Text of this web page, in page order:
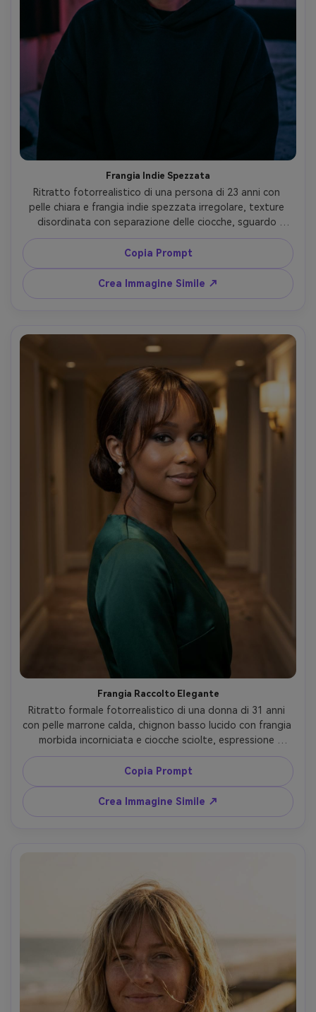
Frangia Indie Spezzata
Ritratto fotorrealistico di una persona di 23 anni con
pelle chiara e frangia indie spezzata irregolare, texture
disordinata con separazione delle ciocche, sguardo
neutro cupo, eyeliner nero, indossa felpa oversize, camera
buia con LED magenta e blu, Nikon Z8, 50mm f/1.2,
inquadratura ravvicinata, color grading cinematografico
graffiato, attaccatura e ciocche realistiche, occhi nitidi --
ar 4:5
Copia Prompt
Crea Immagine Simile ↗
Frangia Raccolto Elegante
Ritratto formale fotorrealistico di una donna di 31 anni
con pelle marrone calda, chignon basso lucido con frangia
morbida incorniciata e ciocche sciolte, espressione
serena, trucco occhi delicato, indossa abito verde
smeraldo satinato e orecchini di perle, sfondo corridoio
hotel elegante, luce tipo studio con contorno, Sony A7R
IV, 85mm f/1.4, composizione verticale, finitura editoriale
raffinata, brillantezza e ombre capelli realistici sulla fronte
Copia Prompt
Crea Immagine Simile ↗